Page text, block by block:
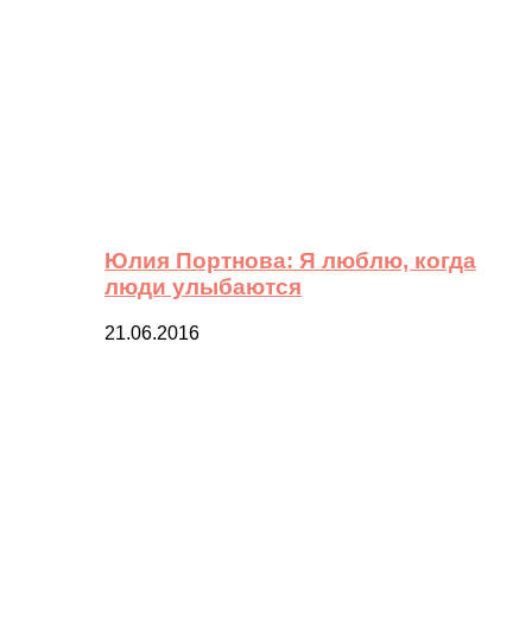
Юлия Портнова: Я люблю, когда
люди улыбаются
21.06.2016